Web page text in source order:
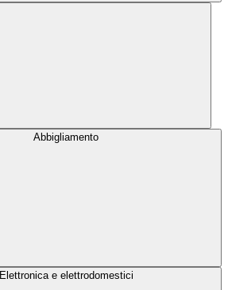
Abbigliamento
Elettronica e elettrodomestici